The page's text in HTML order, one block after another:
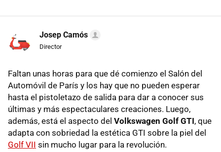
Josep Camós
Director
Faltan unas horas para que dé comienzo el Salón del
Automóvil de París y los hay que no pueden esperar
hasta el pistoletazo de salida para dar a conocer sus
últimas y más espectaculares creaciones. Luego,
además, está el aspecto del Volkswagen Golf GTI, que
adapta con sobriedad la estética GTI sobre la piel del
Golf VII sin mucho lugar para la revolución.